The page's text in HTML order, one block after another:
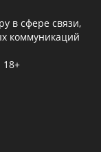
в сфере связи,
коммуникаций
18+